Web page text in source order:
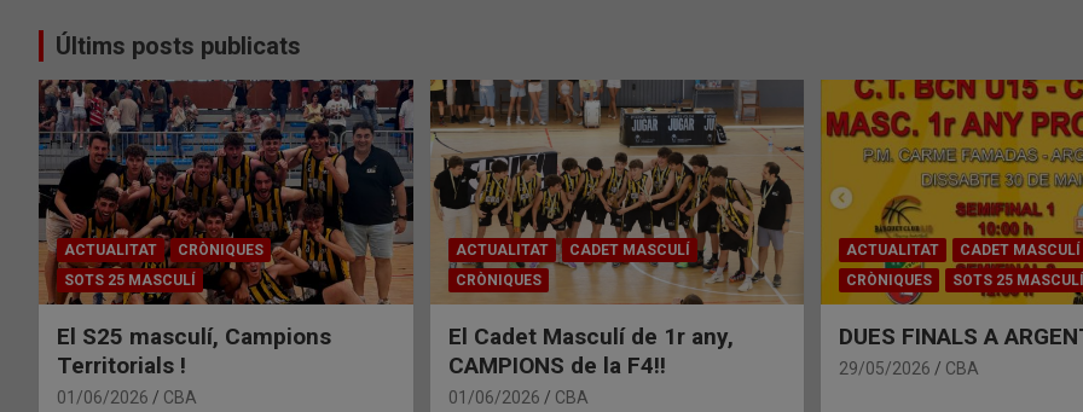
Últims posts publicats
ACTUALITAT
CRÒNIQUES
SOTS 25 MASCULÍ
El S25 masculí, Campions
Territorials !
01/06/2026 CBA
ACTUALITAT
CADET MASCULÍ
CRÒNIQUES
El Cadet Masculí de 1r any,
CAMPIONS de la F4!!
01/06/2026 CBA
ACTUALITAT
CADET MASCULÍ
CRÒNIQUES
SOTS 25 MASCULÍ
DUES FINALS A
29/05/2026 CBA